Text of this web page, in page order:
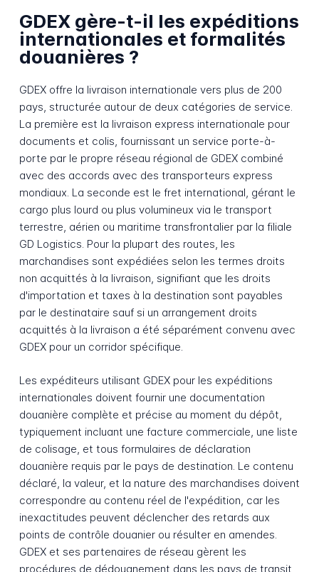
GDEX gère-t-il les expéditions
internationales et formalités
douanières ?
GDEX offre la livraison internationale vers plus de 200
pays, structurée autour de deux catégories de service.
La première est la livraison express internationale pour
documents et colis, fournissant un service porte-à-
porte par le propre réseau régional de GDEX combiné
avec des accords avec des transporteurs express
mondiaux. La seconde est le fret international, gérant le
cargo plus lourd ou plus volumineux via le transport
terrestre, aérien ou maritime transfrontalier par la filiale
GD Logistics. Pour la plupart des routes, les
marchandises sont expédiées selon les termes droits
non acquittés à la livraison, signifiant que les droits
d'importation et taxes à la destination sont payables
par le destinataire sauf si un arrangement droits
acquittés à la livraison a été séparément convenu avec
GDEX pour un corridor spécifique.
Les expéditeurs utilisant GDEX pour les expéditions
internationales doivent fournir une documentation
douanière complète et précise au moment du dépôt,
typiquement incluant une facture commerciale, une liste
de colisage, et tous formulaires de déclaration
douanière requis par le pays de destination. Le contenu
déclaré, la valeur, et la nature des marchandises doivent
correspondre au contenu réel de l'expédition, car les
inexactitudes peuvent déclencher des retards aux
points de contrôle douanier ou résulter en amendes.
GDEX et ses partenaires de réseau gèrent les
procédures de dédouanement dans les pays de transit